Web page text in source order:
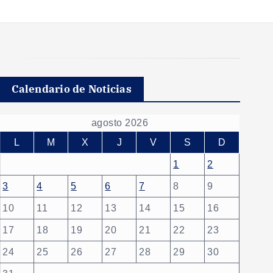
Calendario de Noticias
agosto 2026
L
M X J V S D
1 2
3 4 5 6 7 8 9
10 11 12 13 14 15 16
17 18 19 20 21 22 23
24 25 26 27 28 29 30